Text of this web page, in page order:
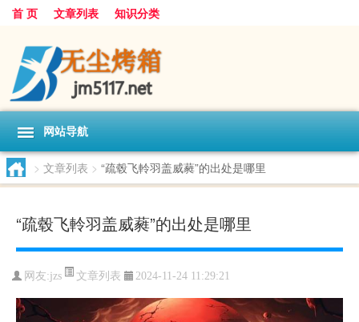
首 页 文章列表 知识分类
网站导航
> 文章列表 > “疏毂飞軨羽盖威蕤”的出处是哪里
“疏毂飞軨羽盖威蕤”的出处是哪里
网友:jzs 文章列表 2024-11-24 11:29:21